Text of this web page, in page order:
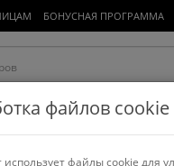
БОНУСНАЯ ПРОГРАММА
файлов cookie
файлы cookie для